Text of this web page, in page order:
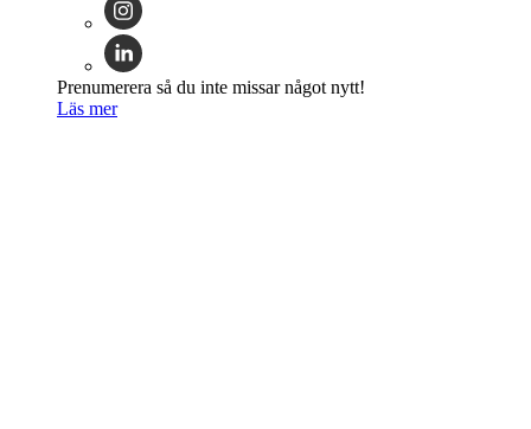
Prenumerera så du inte missar något nytt!
Läs mer